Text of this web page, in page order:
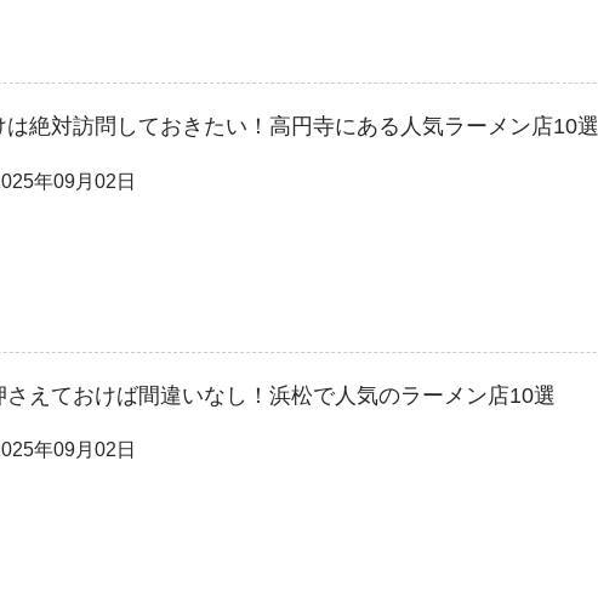
は絶対訪問しておきたい！高円寺にある人気ラーメン店10選
年09月02日
さえておけば間違いなし！浜松で人気のラーメン店10選
年09月02日